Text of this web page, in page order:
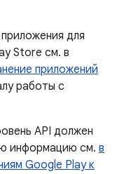
для
Store см. в
приложений
работы с
API должен
информацию см. в
Google Play к